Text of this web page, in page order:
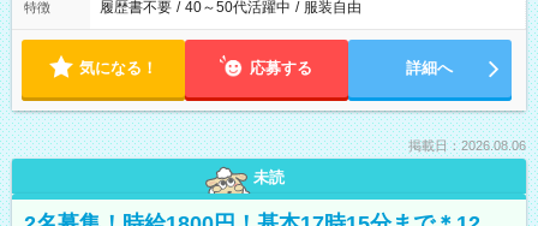
特徴 履歴書不要 / 40～50代活躍中 / 服装自由
気になる！ 応募する 詳細へ
掲載日：2026.08.06
未読